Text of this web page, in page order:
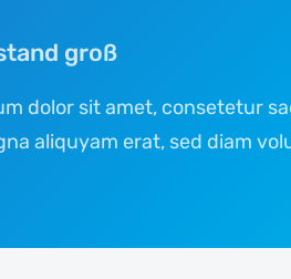
groß
dolor sit amet, consetetur
aliquyam erat, sed diam